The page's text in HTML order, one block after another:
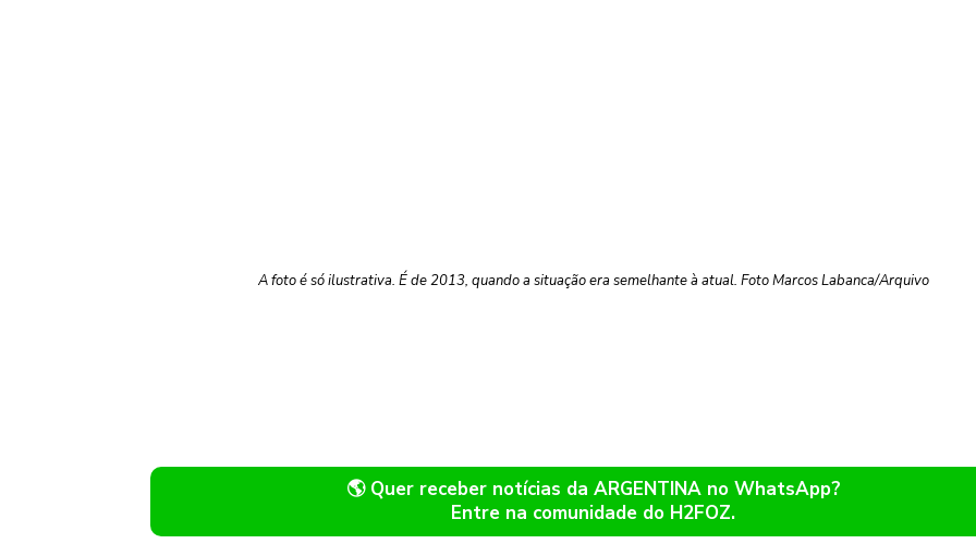
A foto é só ilustrativa. É de 2013, quando a situação era semelhante à atual. Foto Marcos Labanca/Arquivo
🌎 Quer receber notícias da ARGENTINA no WhatsApp?
Entre na comunidade do H2FOZ.